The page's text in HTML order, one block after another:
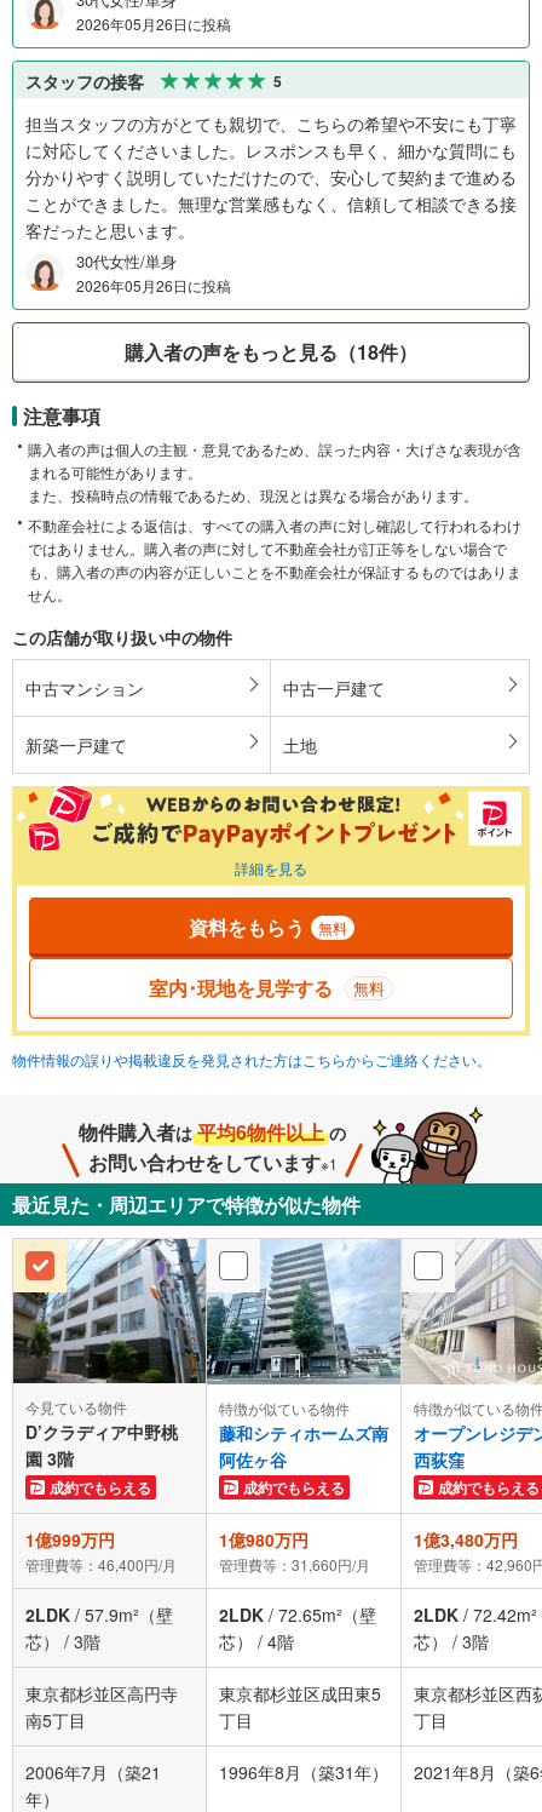
2026年05月26日に投稿
スタッフの接客 5
担当スタッフの方がとても親切で、こちらの希望や不安にも丁寧
に対応してくださいました。レスポンスも早く、細かな質問にも
分かりやすく説明していただけたので、安心して契約まで進める
ことができました。無理な営業感もなく、信頼して相談できる接
客だったと思います。
30代女性/単身
2026年05月26日に投稿
購入者の声をもっと見る（18件）
注意事項
購入者の声は個人の主観・意見であるため、誤った内容・大げさな表現が含
まれる可能性があります。
また、投稿時点の情報であるため、現況とは異なる場合があります。
不動産会社による返信は、すべての購入者の声に対し確認して行われるわけ
ではありません。購入者の声に対して不動産会社が訂正等をしない場合で
も、購入者の声の内容が正しいことを不動産会社が保証するものではありま
せん。
この店舗が取り扱い中の物件
中古マンション 中古一戸建て
新築一戸建て 土地
詳細を見る
資料をもらう 無料
室内･現地を見学する 無料
物件情報の誤りや掲載違反を発見された方はこちらからご連絡ください。
物件購入者は 平均6物件以上 の
お問い合わせをしています※1
最近見た・周辺エリアで特徴が似た物件
今見ている物件
D’クラディア中野桃
園 3階
成約でもらえる
特徴が似ている物件
藤和シティホームズ南
阿佐ヶ谷
成約でもらえる
特徴が似ている物
オープンレジデ
西荻窪
成約でもらえる
1億999万円
管理費等：46,400円/月
1億980万円
管理費等：31,660円/月
1億3,480万円
管理費等：42,960
2LDK / 57.9m²（壁
芯）
/ 3階
2LDK / 72.65m²（壁
芯）
/ 4階
2LDK /
芯）
/ 3階
東京都杉並区高円寺
南5丁目
東京都杉並区成田東5
丁目
東京都杉並区西
丁目
2006年7月（築21
年）
1996年8月（築31年） 2021年8月（築